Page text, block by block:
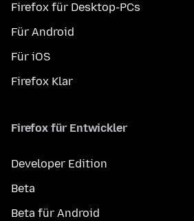
Firefox für Desktop-PCs
Für Android
Für iOS
Firefox Klar
Firefox für Entwickler
Developer Edition
Beta
Beta für Android